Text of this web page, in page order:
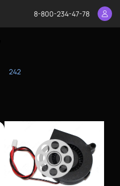
8-800-234-47-78
242